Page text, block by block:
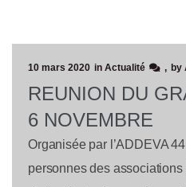
10 mars 2020 in Actualité by
REUNION DU
6 NOVEMBRE
Organisée par l’ADDEVA
personnes des